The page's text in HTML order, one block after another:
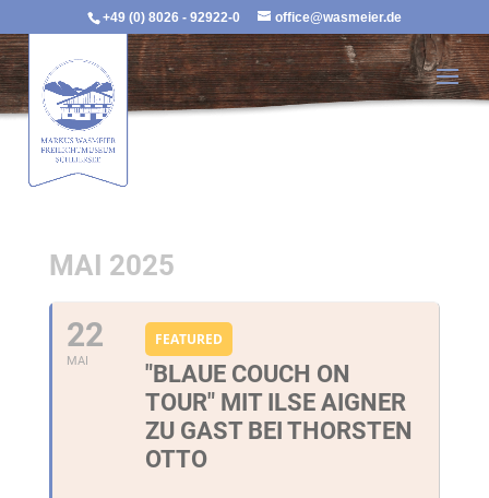
+49 (0) 8026 - 92922-0 office@wasmeier.de
MAI 2025
22
MAI
FEATURED
"BLAUE COUCH ON
TOUR" MIT ILSE AIGNER
ZU GAST BEI THORSTEN
OTTO